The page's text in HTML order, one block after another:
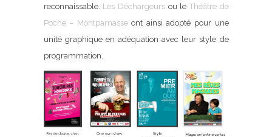
reconnaissable. Les Déchargeursou le Théâtre de
Poche – Montparnasseont ainsi adopté pour une
unité graphique en adéquation avec leur style de
programmation.